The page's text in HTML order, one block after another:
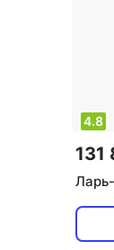
4.8
131